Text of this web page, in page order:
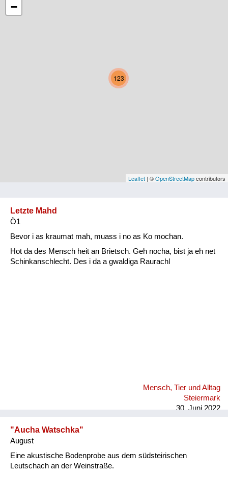
Niederösterreich
Oberösterreich
Vorarlberg
Natur und Landwirtschaft
Fluchen und Reden
123
−
Leaflet | ©OpenStreetMapcontributors
Letzte Mahd
Ö1
Bevor i as kraumat mah, muass i no as Ko mochan.
Hot da des Mensch heit an Brietsch. Geh nocha, bist ja eh net
Schinkanschlecht. Des i da a gwaldiga Raurachl
Mensch, Tier und Alltag
Steiermark
30. Juni 2022
"Aucha Watschka"
August
Eine akustische Bodenprobe aus dem südsteirischen
Leutschach an der Weinstraße.